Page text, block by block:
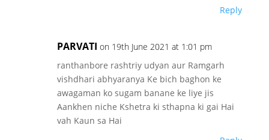
Reply
PARVATI on 19th June 2021 at 1:01 pm
ranthanbore rashtriy udyan aur Ramgarh
vishdhari abhyaranya Ke bich baghon ke
awagaman ko sugam banane ke liye jis
Aankhen niche Kshetra ki sthapna ki gai Hai
vah Kaun sa Hai